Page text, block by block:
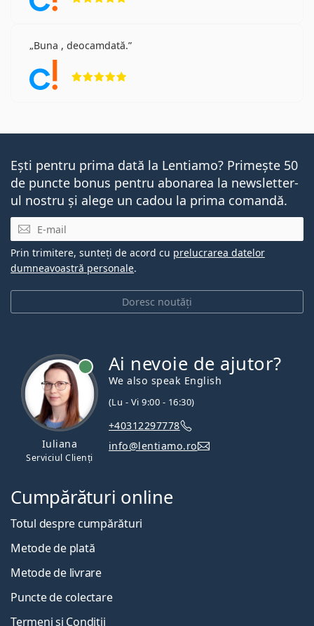
Buna , deocamdată.
Ești pentru prima dată la Lentiamo? Primește 50
de puncte bonus pentru abonarea la newsletter-
ul nostru și alege un cadou la prima comandă.
E-mail
Doresc noutăți
Prin trimitere, sunteți de acord cu prelucrarea datelor
dumneavoastră personale.
Iuliana
Serviciul Clienți
Ai nevoie de ajutor?
We also speak English
(Lu - Vi 9:00 - 16:30)
+40312297778
info@lentiamo.ro
Cumpărături online
Totul despre cumpărături
Metode de plată
Metode de livrare
Puncte de colectare
Termeni și Condiții